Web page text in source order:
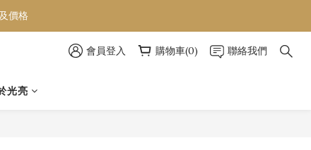
價格
價格
會員登入 購物車(0) 聯絡我們
光亮